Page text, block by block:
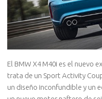
El BMW X4 M40i es el nuevo
trata de un Sport Activity
un diseño inconfundible y un